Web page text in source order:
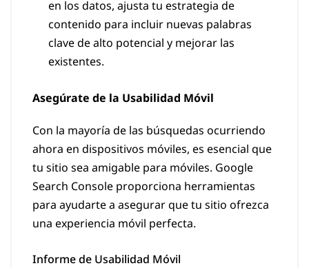
en los datos, ajusta tu estrategia de
contenido para incluir nuevas palabras
clave de alto potencial y mejorar las
existentes.
Asegúrate de la Usabilidad Móvil
Con la mayoría de las búsquedas ocurriendo
ahora en dispositivos móviles, es esencial que
tu sitio sea amigable para móviles. Google
Search Console proporciona herramientas
para ayudarte a asegurar que tu sitio ofrezca
una experiencia móvil perfecta.
Informe de Usabilidad Móvil